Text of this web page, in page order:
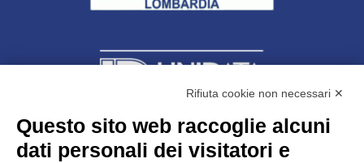
Unidata s.r.lcon unico socio
Rifiuta cookie non necessari ✕
Questo sito web raccoglie alcuni
dati personali dei visitatori e